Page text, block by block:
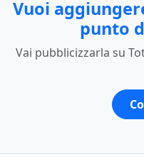
Vuoi
punto
Vai pubblicizzarla su